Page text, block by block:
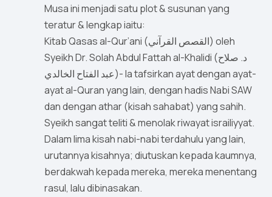
Musa ini menjadi satu plot & susunan yang
teratur & lengkap iaitu:
Kitab Qasas al-Qur’ani (القصص القرآني) oleh
Syeikh Dr. Solah Abdul Fattah al-Khalidi (د. صلاح
عبد الفتاح الخالدي)- Ia tafsirkan ayat dengan ayat-
ayat al-Quran yang lain, dengan hadis Nabi SAW
dan dengan athar (kisah sahabat) yang sahih.
Syeikh sangat teliti & menolak riwayat israiliyyat.
Dalam lima kisah nabi-nabi terdahulu yang lain,
urutannya kisahnya; diutuskan kepada kaumnya,
berdakwah kepada mereka, mereka menentang
rasul, lalu dibinasakan.